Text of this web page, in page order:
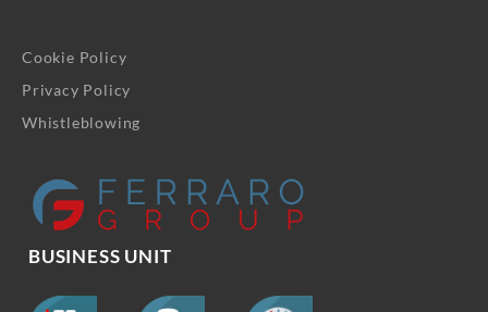
Cookie Policy
Privacy Policy
Whistleblowing
BUSINESS UNIT